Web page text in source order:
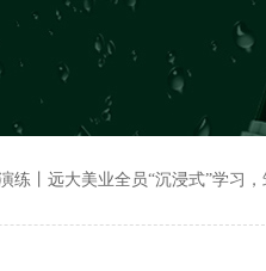
练丨远大美业全员“沉浸式”学习，